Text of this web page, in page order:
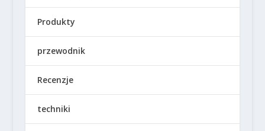
Produkty
przewodnik
Recenzje
techniki